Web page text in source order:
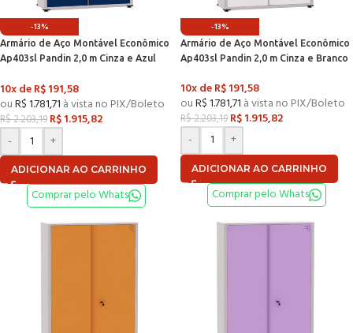
-13%
Armário de Aço Montável Econômico
Ap403sl Pandin 2,0 m Cinza e Azul
10x deR$191,58
ouR$1.781,71 à vista no PIX/Boleto
R$2.203,19 R$1.915,82
-
+
ADICIONAR AO CARRINHO
Comprar pelo Whats
-13%
Armário de Aço Montável Econômico
Ap403sl Pandin 2,0 m Cinza e Branco
10x deR$191,58
ouR$1.781,71 à vista no PIX/Boleto
R$2.203,19 R$1.915,82
-
+
ADICIONAR AO CARRINHO
Comprar pelo Whats